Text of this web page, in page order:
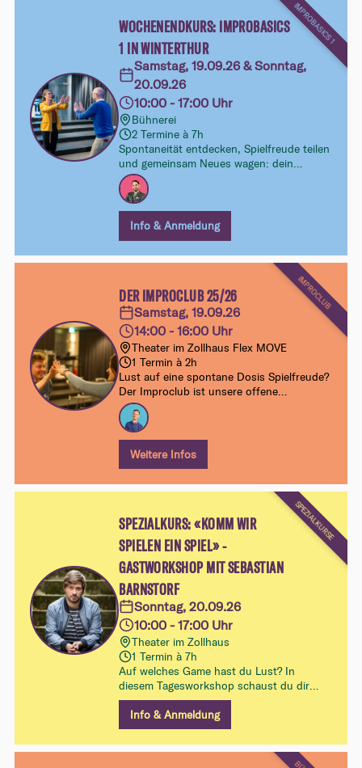
IMPROBASICS 1
WOCHENENDKURS: IMPROBASICS
1 IN WINTERTHUR
Samstag, 19.09.26 & Sonntag,
20.09.26
10:00 - 17:00 Uhr
Bühnerei
2 Termine à 7h
Spontaneität entdecken, Spielfreude teilen
und gemeinsam Neues wagen: dein
Intensiv-Wochenende im Improtheater.
Ohne Vorkenntnisse, ohne Druck – dafür
mit viel Lust aufs Ausprobieren und
Eintauchen.
Info & Anmeldung
IMPROCLUB
DER IMPROCLUB 25/26
Samstag, 19.09.26
14:00 - 16:00 Uhr
Theater im Zollhaus Flex MOVE
1 Termin à 2h
Lust auf eine spontane Dosis Spielfreude?
Der Improclub ist unsere offene
Samstagsklasse für alle ab Improbasics 1.
Ohne Anmeldung, ohne Verpflichtung –
einfach vorbeikommen, mitspielen und
dranbleiben.
Weitere Infos
SPEZIALKURSE
SPEZIALKURS: «KOMM WIR
SPIELEN EIN SPIEL» -
GASTWORKSHOP MIT SEBASTIAN
BARNSTORF
Sonntag, 20.09.26
10:00 - 17:00 Uhr
Theater im Zollhaus
1 Termin à 7h
Auf welches Game hast du Lust? In
diesem Tagesworkshop schaust du dir
altbekannte und vielleicht auch für dich
neue Impro-Spiele an und lernst, mit
welchen Techniken man sie bespielen kann
Info & Anmeldung